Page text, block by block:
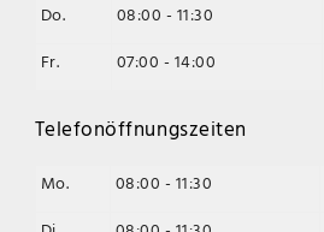
Do.
08:00 - 11:30
Fr.
07:00 - 14:00
Telefonöffnungszeiten
Mo. 08:00 - 11:30